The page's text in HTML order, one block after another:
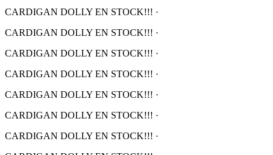
CARDIGAN DOLLY EN STOCK!!! ·
CARDIGAN DOLLY EN STOCK!!! ·
CARDIGAN DOLLY EN STOCK!!! ·
CARDIGAN DOLLY EN STOCK!!! ·
CARDIGAN DOLLY EN STOCK!!! ·
CARDIGAN DOLLY EN STOCK!!! ·
CARDIGAN DOLLY EN STOCK!!! ·